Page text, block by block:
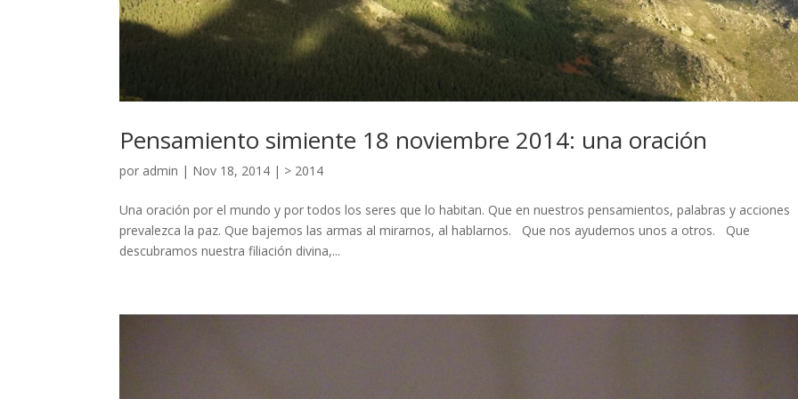
Pensamiento simiente 18 noviembre 2014: una oración
por admin | Nov 18, 2014 | > 2014
Una oración por el mundo y por todos los seres que lo habitan. Que en nuestros pensamientos, palabras y acciones
prevalezca la paz. Que bajemos las armas al mirarnos, al hablarnos. Que nos ayudemos unos a otros. Que
descubramos nuestra filiación divina,...